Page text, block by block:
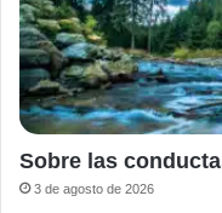
Sobre las
3 de agosto de 2026